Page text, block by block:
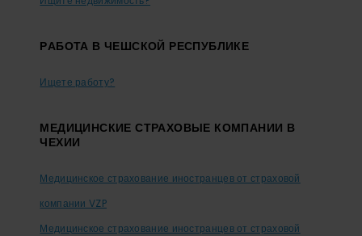
PАБОТА В ЧЕШСКОЙ РЕСПУБЛИКЕ
Ищете работу?
МЕДИЦИНСКИЕ СТРАХОВЫЕ КОМПАНИИ В
ЧЕХИИ
Медицинское страхование иностранцев от страховой
компании VZP
Медицинское страхование иностранцев от страховой